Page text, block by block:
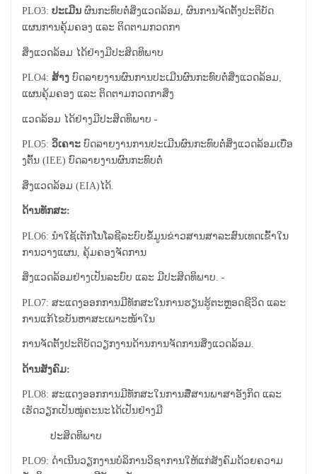
PLO3: ປະ​ເມີນ ​ ຜົນ​ກະທົບ​ຕໍ່​ສິ່ງ​ແວດ​ລ້ອມ​, ຜົນການ​ຈັດ​ຕັ້ງ​ປະຕິບັດ​
ແຜນການ​ຄຸ້ມ​ຄອງ ​ແລະ ຕິດຕາມ​ກວດກາ​
ສິ່ງ​ແວດ​ລ້ອມ ​ໄດ້​ຢ່າງ​ມີ​ປະສິດທິພາບ
PLO4: ສ້າງ ​ບົດ​ລາຍ​ງານ​ຜົນ​ການ​ປະ​ເມີນ​ຜົນ​ກະທົບ​ຕໍ່​ສິ່ງ​ແວດ​ລ້ອມ,
ແຜນ​ຄຸ້ມຄອງ ແລະ ຕິດຕາມ​ກວດກາ​ສິ່ງ​
ແວດ​ລ້ອມ ໄດ້​ຢ່າງມີປະສິດທິພາບ
PLO5: ວິ​ເຄາະ ​ ບົດ​ລາຍ​ງານ​ການ​ປະ​ເມີນ​ຜົນ​ກະທົບ​ຕໍ່​ສິ່ງ​ແວດ​ລ້ອມ​ເບື່ອ​
ງຕົ້ນ (IEE) ບົດລາຍງານຜົນກະທົບຕໍ່
ສິ່ງແວດລ້ອມ (EIA)ໄດ້.
ດ້ານທັກສະ:
PLO6: ນໍາໃຊ້ເຕັກໂນໂລຊີລະບົບຂໍ້ມູນຂ່າວສານສາລະສົນເທດເຂົ້າໃນ
ການວາງແຜນ, ຄຸ້ມຄອງຈັດການ
ສິ່ງແວດລ້ອມຢ່າງເປັນລະບົບ ແລະ ມີປະສິດທິພາບ.
PLO7: ສະແດງອອກການມີທັກສະໃນການຮຽນຮູ້ຕະຫຼອດຊີວິດ ແລະ
ການແກ້ໄຂບັນຫາສະເພາະໜ້າໃນ
ການຈັດຕັ້ງປະຕິບັດວຽກງານດ້ານການຈັດການສິ່ງແວດລ້ອມ.
ດ້ານສັງຄົມ:
PLO8: ສະ​ແດງ​ອອກ​ການ​ມີ​ທັກ​ສະ​ໃນ​ການສື່ສານພາສາອັງກິດ ແລະ
ເຮັດວຽກເປັນໝູ່ຄະນະໄດ້ເປັນຢ່າງມີ​
ປະສິດທິພາບ
PLO9: ດຳເນີນວຽກງານບໍລິການວິຊາການໃຫ້ແກ່ສັງຄົມດ້ວຍຄວາມ